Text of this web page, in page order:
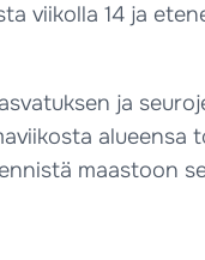
viikolla 14 ja
ja
alueensa
maastoon